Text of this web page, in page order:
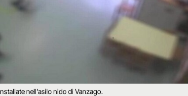
nell'asilo nido di Vanzago.